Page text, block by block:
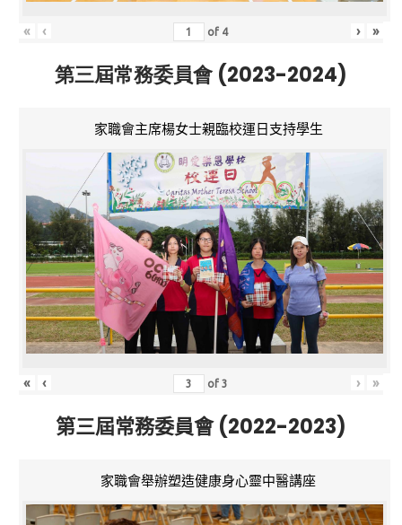
« ‹ of 4 › »
第三屆常務委員會 (2023-2024)
家職會主席楊女士親臨校運日支持學生
« ‹ of3 › »
第三屆常務委員會 (2022-2023)
家職會舉辦塑造健康身心靈中醫講座